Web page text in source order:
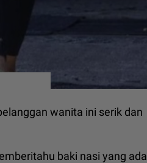
wanita ini serik dan
baki nasi yang ada